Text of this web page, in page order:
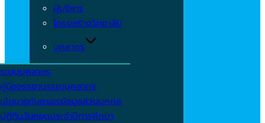
ผู้บริหาร
โครงสร้างวิทยาลัย
บุคลากร
ระบบบุคลากร
คู่มือจรรยาบรรณบุคลากร
นโยบายคุ้มครองข้อมูลส่วนบุคคล
ปฏิทินวันหยุดประจำปีการศึกษา